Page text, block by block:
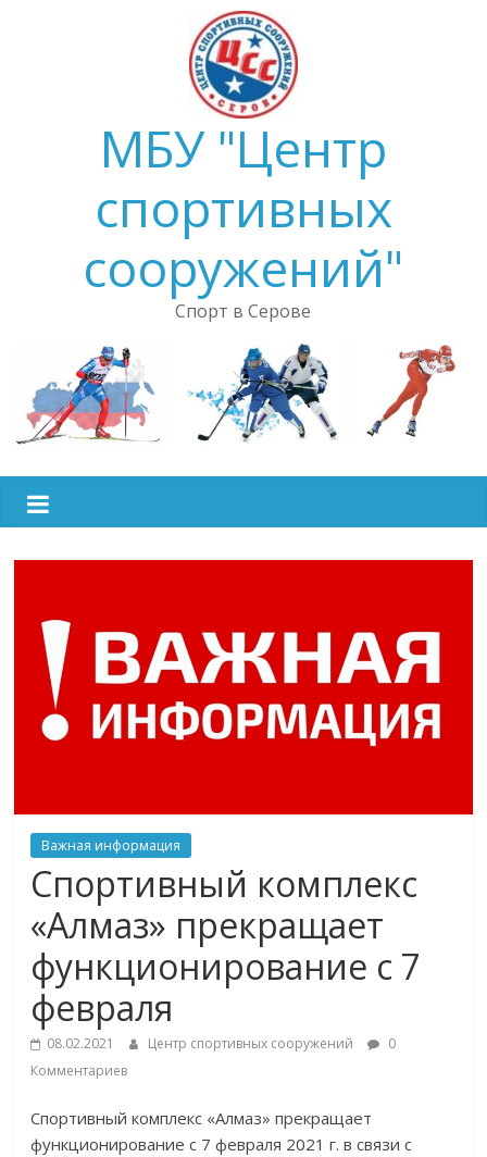
МБУ "Центр
спортивных
сооружений"
Спорт в Серове
Важная информация
Спортивный комплекс
«Алмаз» прекращает
функционирование с 7
февраля
08.02.2021 Центр спортивных сооружений
0
Комментариев
Спортивный комплекс «Алмаз» прекращает
функционирование с 7 февраля 2021 г. в связи с